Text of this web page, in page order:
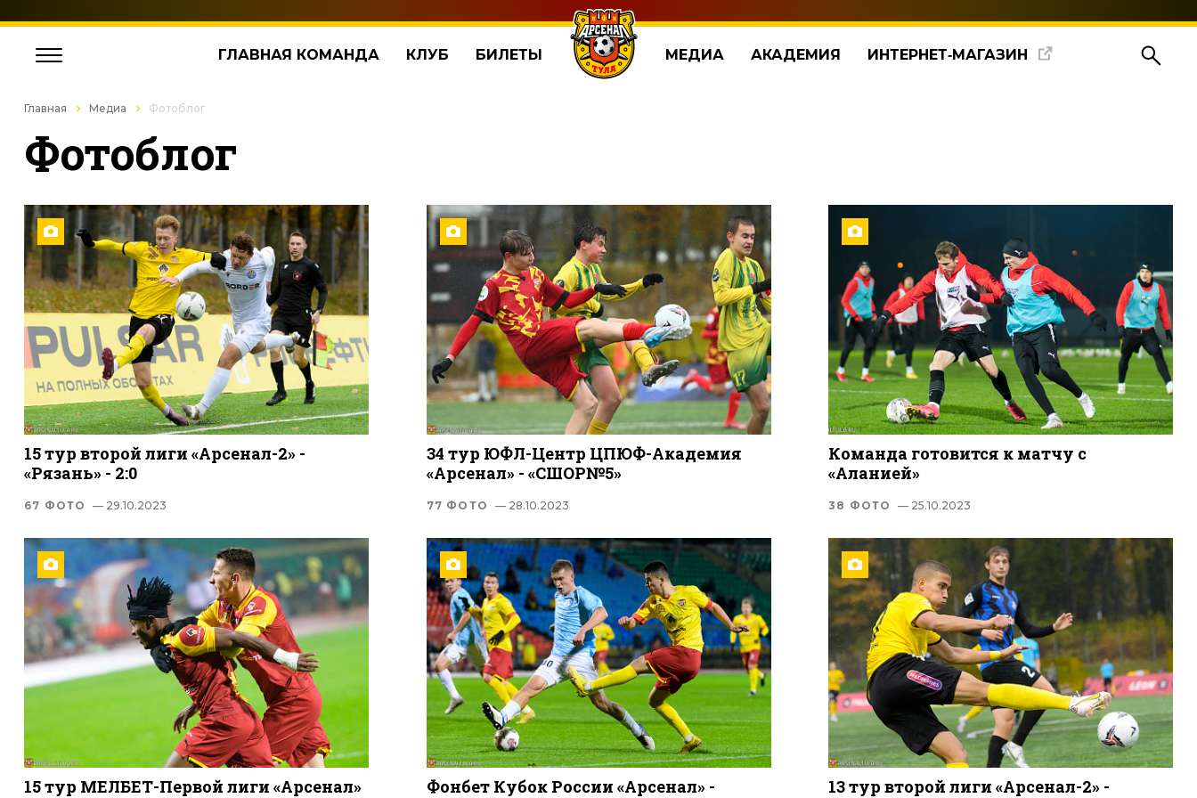
ГЛАВНАЯ КОМАНДА КЛУБ БИЛЕТЫ МЕДИА АКАДЕМИЯ ИНТЕРНЕТ‑МАГАЗИН
Главная Медиа Фотоблог
Фотоблог
15 тур второй лиги «Арсенал-2» -
«Рязань» - 2:0
67 ФОТО — 29.10.2023
34 тур ЮФЛ-Центр ЦПЮФ-Академия
«Арсенал» - «СШОР№5»
77 ФОТО — 28.10.2023
Команда готовится к матчу с
«Аланией»
38 ФОТО — 25.10.2023
15 тур МЕЛБЕТ-Первой лиги «Арсенал»
Фонбет Кубок России «Арсенал» -
13 тур второй лиги «Арсенал-2» -